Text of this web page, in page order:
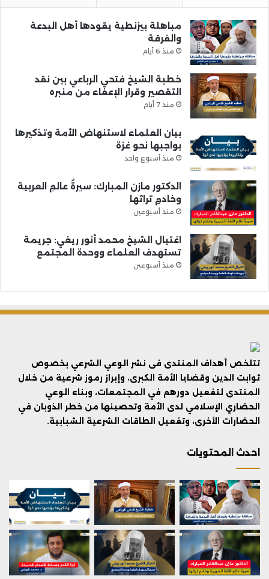
مباهلة بيزنطية يقودها أهل البدعة
والفرقة
منذ 6 أيام
خطبة الشيخ فتحي الرباعي بين نقد
التقصير وقرار الإعفاء من منبره
منذ 7 أيام
بيان العلماء لاستنهاض الأمة وتذكيرها
بواجبها نحو غزة
منذ أسبوع واحد
الدكتور مازن المبارك: سيرةُ عالمِ العربية
وخادمِ تراثها
منذ أسبوعين
اغتيال الشيخ محمد أنور ريغي: جريمة
تستهدف العلماء ووحدة المجتمع
منذ أسبوعين
تتلخص أهداف المنتدى فى نشر الوعي الشرعي بخصوص
ثوابت الدين وقضايا الأمة الكبرى، وإبراز رموز شرعية من خلال
المنتدى لتفعيل دورهم في المجتمعات، وبناء الوعي
الحضاري الإسلامي لدى الأمة وتحصينها من خطر الذوبان في
الحضارات الأخرى، وتفعيل الطاقات الشرعية الشبابية.
احدث المحتويات